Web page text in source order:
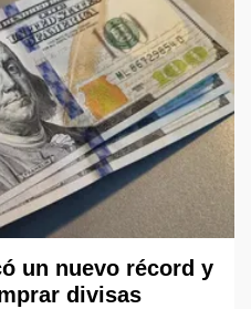
un nuevo récord y
divisas